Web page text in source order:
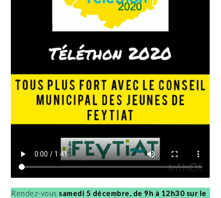
Rendez-vous samedi 5 décembre, de 9h à 12h30 sur le